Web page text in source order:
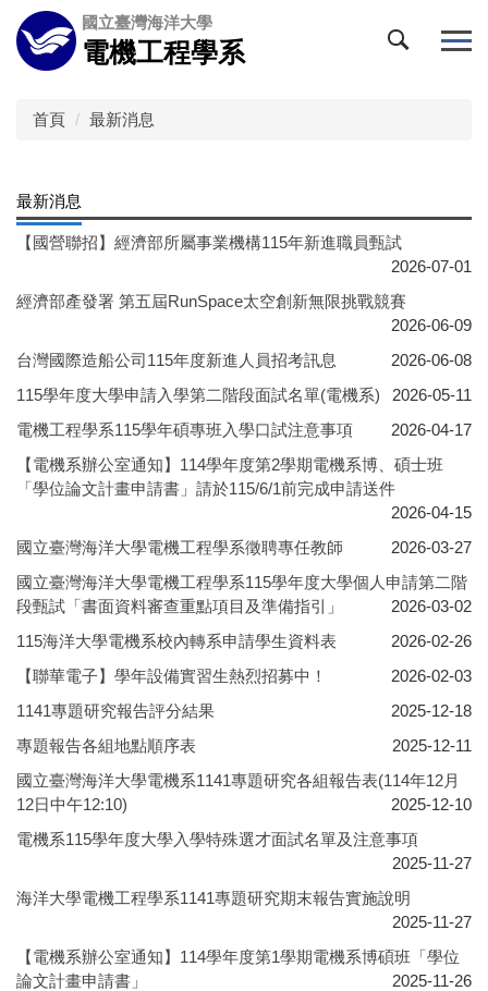
跳
到
主
國立臺灣海洋大學
電機工程學系
首頁 最新消息
最新消息
【國營聯招】經濟部所屬事業機構115年新進職員甄試
2026-07-01
經濟部產發署 第五屆RunSpace太空創新無限挑戰競賽
2026-06-09
台灣國際造船公司115年度新進人員招考訊息
2026-06-08
115學年度大學申請入學第二階段面試名單(電機系)
2026-05-11
電機工程學系115學年碩專班入學口試注意事項
2026-04-17
【電機系辦公室通知】114學年度第2學期電機系博、碩士班
「學位論文計畫申請書」請於115/6/1前完成申請送件
2026-04-15
國立臺灣海洋大學電機工程學系徵聘專任教師
2026-03-27
國立臺灣海洋大學電機工程學系115學年度大學個人申請第二階
段甄試「書面資料審查重點項目及準備指引」
2026-03-02
115海洋大學電機系校內轉系申請學生資料表
2026-02-26
【聯華電子】學年設備實習生熱烈招募中！
2026-02-03
1141專題研究報告評分結果
2025-12-18
專題報告各組地點順序表
2025-12-11
國立臺灣海洋大學電機系1141專題研究各組報告表(114年12月
12日中午12:10)
2025-12-10
電機系115學年度大學入學特殊選才面試名單及注意事項
2025-11-27
海洋大學電機工程學系1141專題研究期末報告實施說明
2025-11-27
【電機系辦公室通知】114學年度第1學期電機系博碩班「學位
論文計畫申請書」
2025-11-26